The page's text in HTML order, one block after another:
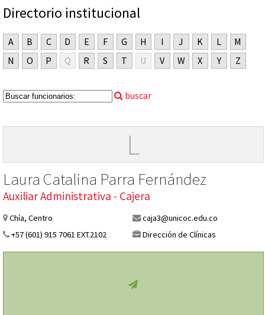
Directorio institucional
A B C D E F G H I J K L
M
N
O P Q R S T U V W X Y Z
buscar
L
Laura Catalina Parra Fernández
Auxiliar Administrativa - Cajera
Chía, Centro
caja3@unicoc.edu.co
+57 (601) 915 7061 EXT.2102
Dirección de Clínicas